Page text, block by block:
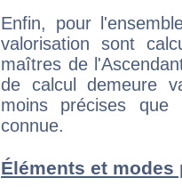
Enfin, pour
valorisation sont
maîtres de
de calcul demeure
moins précises que
connue.
Éléments et modes